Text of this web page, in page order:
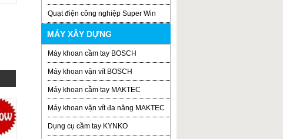
Quạt điện công nghiệp Super Win
MÁY XÂY DỰNG
Máy khoan cầm tay BOSCH
Máy khoan vặn vít BOSCH
Máy khoan cầm tay MAKTEC
Máy khoan vặn vít đa năng MAKTEC
Dụng cụ cầm tay KYNKO